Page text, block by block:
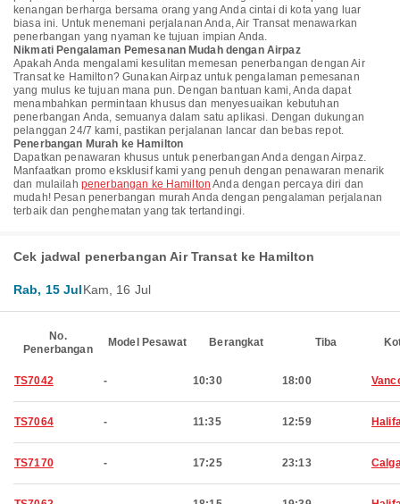
kenangan berharga bersama orang yang Anda cintai di kota yang luar
biasa ini. Untuk menemani perjalanan Anda, Air Transat menawarkan
penerbangan yang nyaman ke tujuan impian Anda.
Nikmati Pengalaman Pemesanan Mudah dengan Airpaz
Apakah Anda mengalami kesulitan memesan penerbangan dengan Air
Transat ke Hamilton? Gunakan Airpaz untuk pengalaman pemesanan
yang mulus ke tujuan mana pun. Dengan bantuan kami, Anda dapat
menambahkan permintaan khusus dan menyesuaikan kebutuhan
penerbangan Anda, semuanya dalam satu aplikasi. Dengan dukungan
pelanggan 24/7 kami, pastikan perjalanan lancar dan bebas repot.
Penerbangan Murah ke Hamilton
Dapatkan penawaran khusus untuk penerbangan Anda dengan Airpaz.
Manfaatkan promo eksklusif kami yang penuh dengan penawaran menarik
dan mulailah penerbangan ke Hamilton Anda dengan percaya diri dan
mudah! Pesan penerbangan murah Anda dengan pengalaman perjalanan
terbaik dan penghematan yang tak tertandingi.
Cek jadwal penerbangan Air Transat ke Hamilton
Rab, 15 JulKam, 16 Jul
No.
Penerbangan
Model Pesawat Berangkat Tiba
TS7042 - 10:30 18:00
TS7064 - 11:35 12:59
TS7170 - 17:25 23:13